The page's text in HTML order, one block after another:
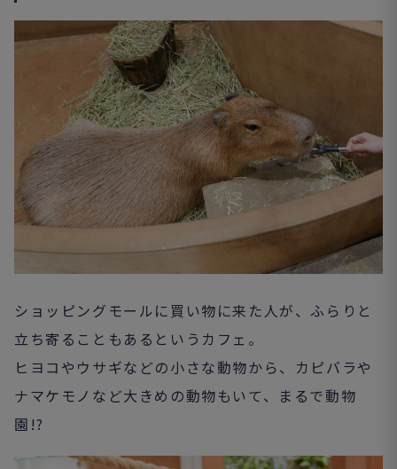
ショッピングモールに買い物に来た人が、ふらりと
立ち寄ることもあるというカフェ。
ヒヨコやウサギなどの小さな動物から、カピバラや
ナマケモノなど大きめの動物もいて、まるで動物
園!?